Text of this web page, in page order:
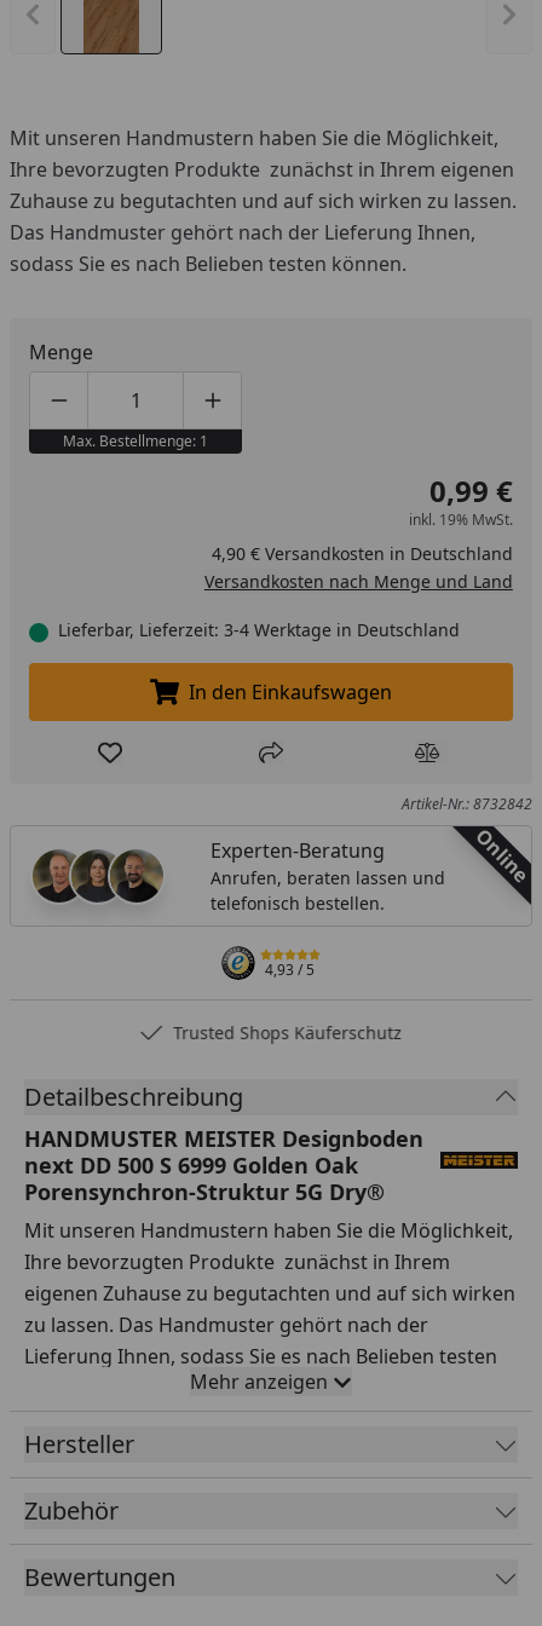
Vorheriges Bild anzeigen
Mit unseren Handmustern haben Sie die Möglichkeit,
Ihre bevorzugten Produkte zunächst in Ihrem eigenen
Zuhause zu begutachten und auf sich wirken zu lassen.
Das Handmuster gehört nach der Lieferung Ihnen,
sodass Sie es nach Belieben testen können.
Menge
Produktmenge um eins verringern
Produktmenge manuell eingeben
Produktmenge um eins erhöhen
Max. Bestellmenge: 1
0,99 €
inkl. 19% MwSt.
4,90 € Versandkosten in Deutschland
Versandkosten nach Menge und Land
Lieferbar, Lieferzeit: 3-4 Werktage in Deutschland
In den Einkaufswagen legen
In den Einkaufswagen
Produkt zur Wunschliste hinzufügen
Teilen Produkt
Artikel-Nr.: 8732842
Online
Experten-Beratung
Anrufen, beraten lassen und
telefonisch bestellen.
4,93/ 5
Trusted Shops Käuferschutz
Detailbeschreibung
HANDMUSTER MEISTER Designboden
next DD 500 S 6999 Golden Oak
Porensynchron-Struktur 5G Dry®
Mit unseren Handmustern haben Sie die Möglichkeit,
Ihre bevorzugten Produkte zunächst in Ihrem
eigenen Zuhause zu begutachten und auf sich wirken
zu lassen. Das Handmuster gehört nach der
Lieferung Ihnen, sodass Sie es nach Belieben testen
Ihre Vorteile auf einen Blick:
verschiedener Sortimente, Hersteller, Preisklassen
und Qualitäten ausgiebig.
Praxisnahe Tests:
Simulieren Sie den Alltag – wie
Mehr anzeigen
Hersteller
Zubehör
Bewertungen